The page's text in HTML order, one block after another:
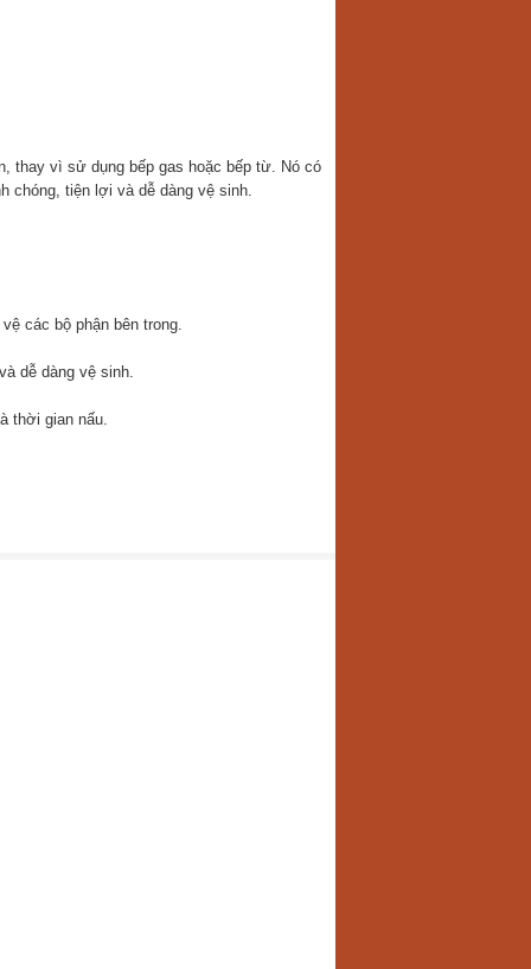
thay vì sử dụng bếp gas hoặc bếp từ. Nó có
chóng, tiện lợi và dễ dàng vệ sinh.
các bộ phận bên trong.
dễ dàng vệ sinh.
thời gian nấu.